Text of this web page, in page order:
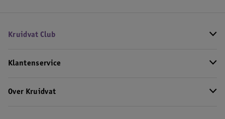
Kruidvat Club
Klantenservice
Over Kruidvat